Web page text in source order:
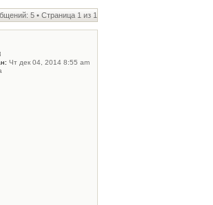
5 • Страница 1 из 1
Чт дек 04, 2014 8:55 am